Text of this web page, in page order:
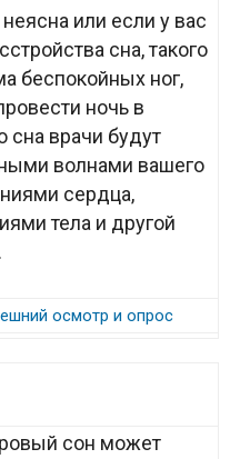
или если у вас
сна, такого
беспокойных ног,
ночь в
сна врачи будут
волнами вашего
сердца,
тела и другой
осмотр и опрос
сон может